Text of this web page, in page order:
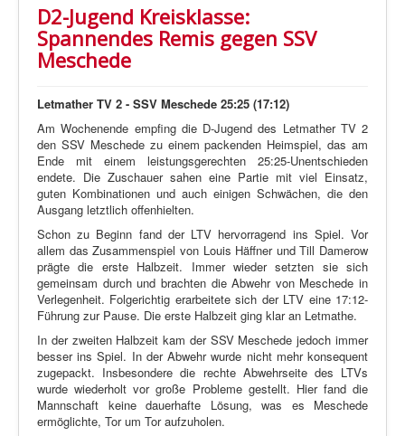
D2-Jugend Kreisklasse:
Spannendes Remis gegen SSV
Meschede
Letmather TV 2 - SSV Meschede 25:25 (17:12)
Am Wochenende empfing die D-Jugend des Letmather TV 2
den SSV Meschede zu einem packenden Heimspiel, das am
Ende mit einem leistungsgerechten 25:25-Unentschieden
endete. Die Zuschauer sahen eine Partie mit viel Einsatz,
guten Kombinationen und auch einigen Schwächen, die den
Ausgang letztlich offenhielten.
Schon zu Beginn fand der LTV hervorragend ins Spiel. Vor
allem das Zusammenspiel von Louis Häffner und Till Damerow
prägte die erste Halbzeit. Immer wieder setzten sie sich
gemeinsam durch und brachten die Abwehr von Meschede in
Verlegenheit. Folgerichtig erarbeitete sich der LTV eine 17:12-
Führung zur Pause. Die erste Halbzeit ging klar an Letmathe.
In der zweiten Halbzeit kam der SSV Meschede jedoch immer
besser ins Spiel. In der Abwehr wurde nicht mehr konsequent
zugepackt. Insbesondere die rechte Abwehrseite des LTVs
wurde wiederholt vor große Probleme gestellt. Hier fand die
Mannschaft keine dauerhafte Lösung, was es Meschede
ermöglichte, Tor um Tor aufzuholen.